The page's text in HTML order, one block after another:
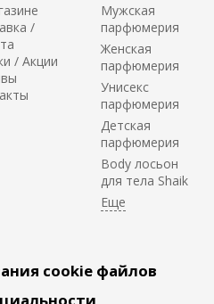
/
/ Акции
Мужская
парфюмерия
Женская
парфюмерия
Унисекс
парфюмерия
Детская
парфюмерия
Body лосьон
для тела Shaik
cookie файлов